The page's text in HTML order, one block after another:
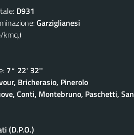
D931
Garziglianesi
kmq.)
7° 22' 32''
Bricherasio, Pinerolo
Conti, Montebruno, Paschetti, San
(D.P.O.)